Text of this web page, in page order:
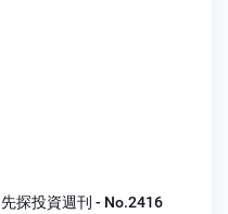
先探投資週刊 - No.2416